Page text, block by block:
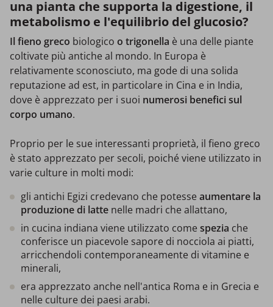
una pianta che supporta la digestione, il
metabolismo e l'equilibrio del glucosio?
Il fieno greco biologico o trigonella è una delle piante
coltivate più antiche al mondo. In Europa è
relativamente sconosciuto, ma gode di una solida
reputazione ad est, in particolare in Cina e in India,
dove è apprezzato per i suoi numerosi benefici sul
corpo umano.
Proprio per le sue interessanti proprietà, il fieno greco
è stato apprezzato per secoli, poiché viene utilizzato in
varie culture in molti modi:
gli antichi Egizi credevano che potesse aumentare la
produzione di latte nelle madri che allattano,
in cucina indiana viene utilizzato come spezia che
conferisce un piacevole sapore di nocciola ai piatti,
arricchendoli contemporaneamente di vitamine e
minerali,
era apprezzato anche nell'antica Roma e in Grecia e
nelle culture dei paesi arabi.